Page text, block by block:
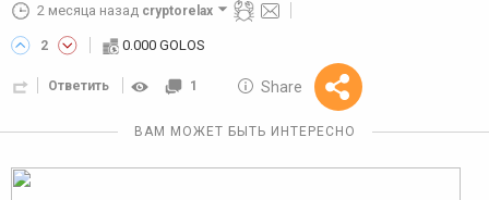
2 месяца назад cryptorelax
2 0.000 GOLOS
Ответить 1 Share
Reward
10 GOLOS
ВАМ МОЖЕТ БЫТЬ ИНТЕРЕСНО